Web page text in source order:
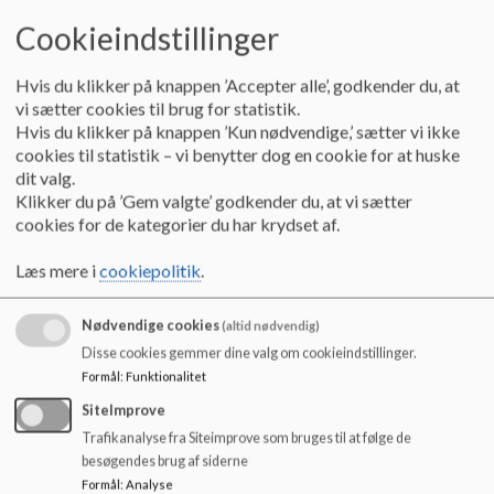
samarbejdet med forældre.
elever/kerneopgaven.
Vi arbejder meget tæt med GPS-personale (vejledere m.fl.
fra skolens kompetencecenter), der med afsæt i skolens
mindset mm. ofte faciliterer kommunikation ud af huset.
Ledelsen er bl.a. tæt på skoleudtalelser mm.
Frejlev Skoles mindset har bl.a. fokus på kommunikation
teacing. Bl.a. med fokus på kommunikation.
Vi er meget bevidste om at følge op på div.
implementeringsfaser ifm. indsatsområder, og at ledelsen
fortløbende er tæt på.
Vi anvender ofte vores UTHT/Frejlev-analysemodel ift.
implementering af forskellige tiltag.
Teknisk service arbejder ligeledes med afsæt i UTHT-
modellen. Har også fået workshop i fx diagnoser, så man
er klædt på i mødet med børnene.
Cookieindstillinger
Hvis du klikker på knappen ’Accepter alle’, godkender du, at
vi sætter cookies til brug for statistik.
Hvis du klikker på knappen ’Kun nødvendige,’ sætter vi ikke
cookies til statistik – vi benytter dog en cookie for at huske
dit valg.
Klikker du på ’Gem valgte’ godkender du, at vi sætter
cookies for de kategorier du har krydset af.
Læs mere icookiepolitik.
Nødvendige cookies(altid nødvendig)
Disse cookies gemmer dine valg om cookieindstillinger.
Formål: Funktionalitet
SiteImprove
Trafikanalyse fra Siteimprove som bruges til at følge de
besøgendes brug af siderne
Formål: Analyse